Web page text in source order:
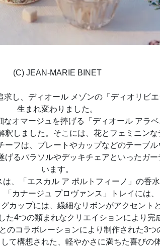
(C) JEAN-MARIE BINET
し、ディオール メゾンの「ディオリビ
生まれ変わりました。
オマージュを捧げる「ディオール アラ
しました。そこには、花とフェミニン
フは、プレートやカップなどのテーブ
るパラソルやデッキチェアといったガ
います。
、「エスカル ア ポルトフィーノ」の香
カナージュ プロヴァンス」トレイには
カップには、繊細なリボンがアクセント
4つの類まれなクリエイションにより
のコラボレーションにより制作された3つ
て構想された、軽やかさに満ちた喜びの